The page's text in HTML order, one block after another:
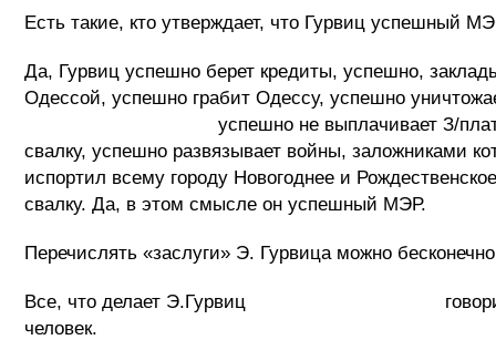
Есть такие, кто утверждает, что Гурвиц успешный
Да, Гурвиц успешно берет кредиты, успешно,
Одессой, успешно грабит Одессу, успешно
успешно не выплачивает З/платы
свалку, успешно развязывает войны, заложниками
испортил всему городу Новогоднее и
свалку. Да, в этом смысле он успешный МЭР.
Перечислять «заслуги» Э. Гурвица можно
Все, что делает Э.Гурвиц говорит о том,
человек.